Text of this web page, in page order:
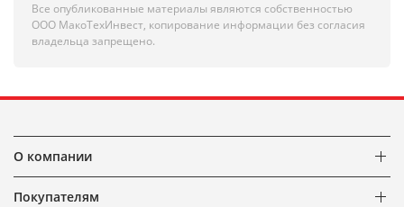
Все опубликованные материалы являются собственностью
ООО МакоТехИнвест, копирование информации без согласия
владельца запрещено.
О компании
Покупателям